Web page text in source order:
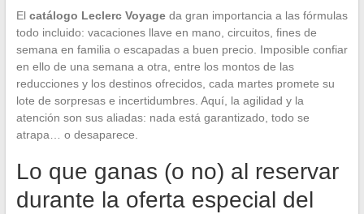
El catálogo Leclerc Voyageda gran importancia a las fórmulas
todo incluido: vacaciones llave en mano, circuitos, fines de
semana en familia o escapadas a buen precio. Imposible confiar
en ello de una semana a otra, entre los montos de las
reducciones y los destinos ofrecidos, cada martes promete su
lote de sorpresas e incertidumbres. Aquí, la agilidad y la
atención son sus aliadas: nada está garantizado, todo se
atrapa… o desaparece.
Lo que ganas (o no) al reservar
durante la oferta especial del